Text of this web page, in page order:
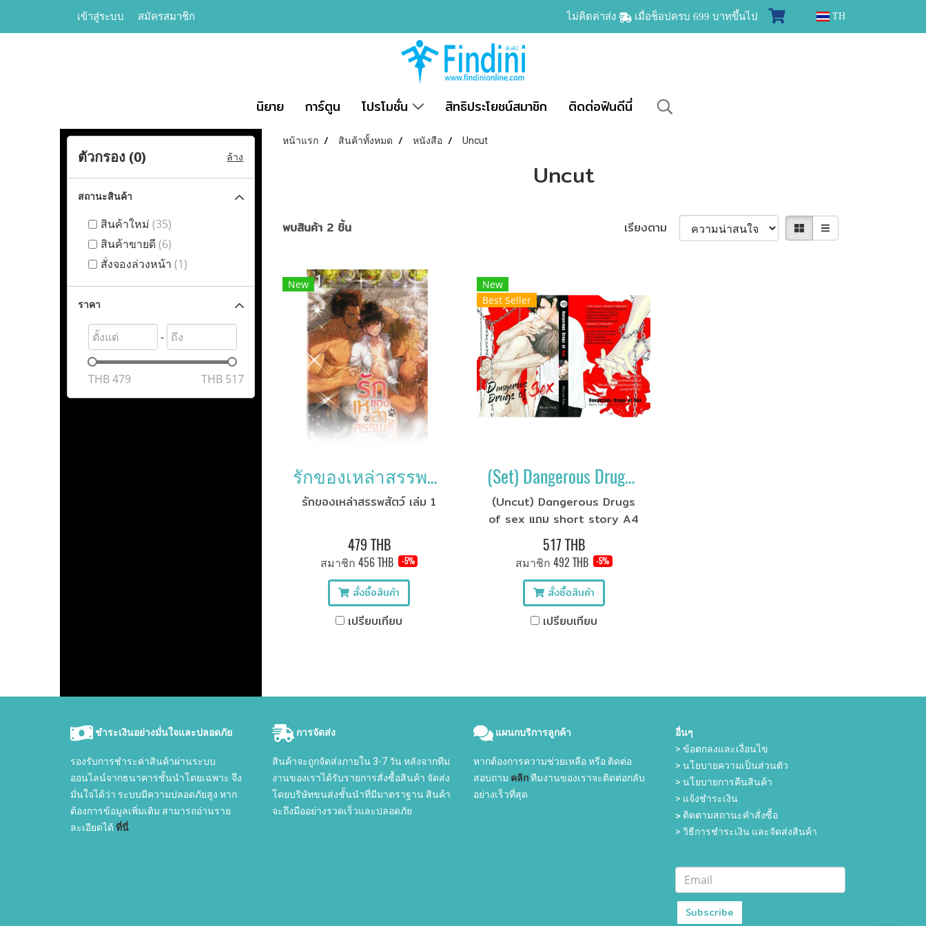
เข้าสู่ระบบ สมัครสมาชิก ไม่คิดค่าส่ง เมื่อช็อปครบ 699 บาทขึ้นไป TH
นิยาย การ์ตูน โปรโมชั่น สิทธิประโยชน์สมาชิก ติดต่อฟินดีนี่
หน้าแรก สินค้าทั้งหมด หนังสือ Uncut
Uncut
พบสินค้า 2 ชิ้น เรียงตาม
New
รักของเหล่าสรรพสัตว์ เล่ม 1
รักของเหล่าสรรพสัตว์ เล่ม 1
479 THB
สมาชิก456 THB -5%
สั่งซื้อสินค้า
เปรียบเทียบ
New
Best Seller
(Set) Dangerous Drugs of sex
(Uncut) Dangerous Drugs
of sex แถม short story A4
517 THB
สมาชิก 492 THB -5%
สั่งซื้อสินค้า
เปรียบเทียบ
ตัวกรอง (0) ล้าง
สถานะสินค้า
สินค้าใหม่ (35)
สินค้าขายดี(6)
สั่งจองล่วงหน้า (1)
ราคา
-
THB479 THB 517
ชำระเงินอย่างมั่นใจและปลอดภัย
รองรับการชำระค่าสินค้าผ่านระบบ
ออนไลน์จากธนาคารชั้นนำโดยเฉพาะ จึง
มั่นใจได้ว่า ระบบมีความปลอดภัยสูง หาก
ต้องการข้อมูลเพิ่มเติม สามารถอ่านราย
ละเอียดได้ ที่นี่
การจัดส่ง
สินค้าจะถูกจัดส่งภายใน 3-7 วัน หลังจากทีม
งานของเราได้รับรายการสั่งซื้อสินค้า จัดส่ง
โดยบริษัทขนส่งชั้นนำที่มีมาตราฐาน สินค้า
จะถึงมืออย่างรวดเร็วและปลอดภัย
แผนกบริการลูกค้า
หากต้องการความช่วยเหลือ หรือ ติดต่อ
สอบถาม คลิกทีมงานของเราจะติดต่อกลับ
อย่างเร็วที่สุด
อื่นๆ
> ข้อตกลงและเงื่อนไข
> นโยบายความเป็นส่วนตัว
> นโยบายการคืนสินค้า
> แจ้งชำระเงิน
>ติดตามสถานะคำสั่งซื้อ
> วิธีการชำระเงิน และจัดส่งสินค้า
Subscribe